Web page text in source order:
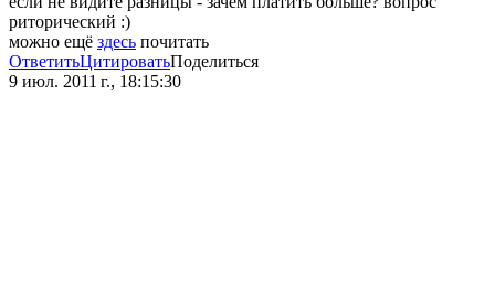
риторический :)
можно ещё здесь почитать
ОтветитьЦитироватьПоделиться
9 июл. 2011 г., 18:15:30